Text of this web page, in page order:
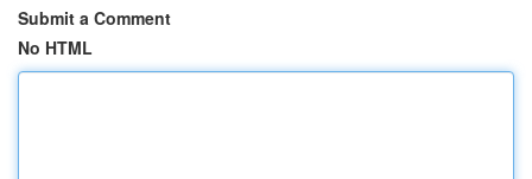
Submit a Comment
No HTML